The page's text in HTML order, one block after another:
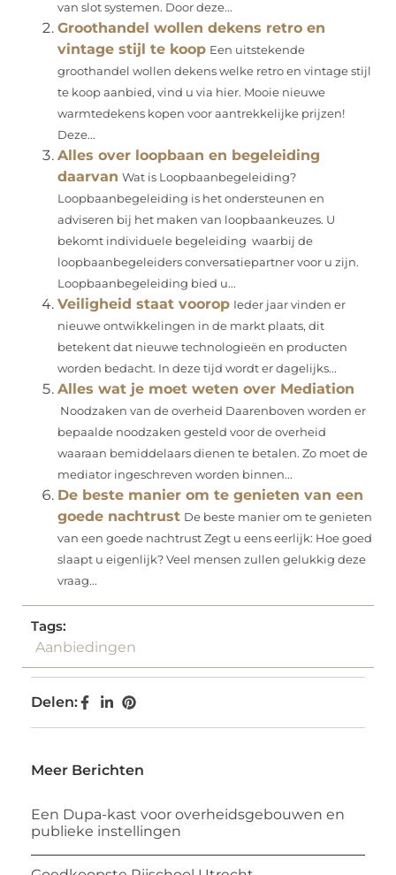
van slot systemen. Door deze...
Groothandel wollen dekens retro en
vintage stijl te koop Een uitstekende
groothandel wollen dekens welke retro en vintage stijl
te koop aanbied, vind u via hier. Mooie nieuwe
warmtedekens kopen voor aantrekkelijke prijzen!
Deze...
Alles over loopbaan en begeleiding
daarvan Wat is Loopbaanbegeleiding?
Loopbaanbegeleiding is het ondersteunen en
adviseren bij het maken van loopbaankeuzes. U
bekomt individuele begeleiding waarbij de
loopbaanbegeleiders conversatiepartner voor u zijn.
Loopbaanbegeleiding bied u...
Veiligheid staat voorop Ieder jaar vinden er
nieuwe ontwikkelingen in de markt plaats, dit
betekent dat nieuwe technologieën en producten
worden bedacht. In deze tijd wordt er dagelijks...
Alles wat je moet weten over Mediation
Noodzaken van de overheid Daarenboven worden er
bepaalde noodzaken gesteld voor de overheid
waaraan bemiddelaars dienen te betalen. Zo moet de
mediator ingeschreven worden binnen...
De beste manier om te genieten van een
goede nachtrust De beste manier om te genieten
van een goede nachtrust Zegt u eens eerlijk: Hoe goed
slaapt u eigenlijk? Veel mensen zullen gelukkig deze
vraag...
Tags:
Aanbiedingen
Delen:
Meer Berichten
Een Dupa-kast voor overheidsgebouwen en
publieke instellingen